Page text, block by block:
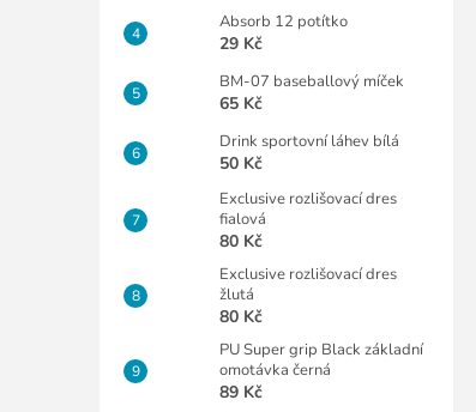
Absorb 12 potítko
29 Kč
BM-07 baseballový míček
65 Kč
Drink sportovní láhev bílá
50 Kč
Exclusive rozlišovací dres
fialová
80 Kč
Exclusive rozlišovací dres
žlutá
80 Kč
PU Super grip Black základní
omotávka černá
89 Kč